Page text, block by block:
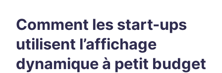
Comment les start-ups
utilisent l’affichage
dynamique à petit budget